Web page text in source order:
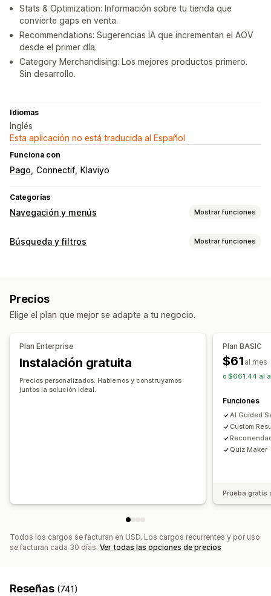
Stats & Optimization: Información sobre tu tienda que
convierte gaps en venta.
Recommendations: Sugerencias IA que incrementan el AOV
desde el primer día.
Category Merchandising: Los mejores productos primero.
Sin desarrollo.
Idiomas
Inglés
Esta aplicación no está traducida al Español
Funciona con
Pago Connectif Klaviyo
Categorías
Navegación y menús Mostrar funciones
Personalización
Búsqueda y filtros Mostrar funciones
Búsqueda instantánea
Tolerancia a errores de digitación
Grupos de sinónimos
Sugerencias de búsqueda
Recomendaciones de productos
Boosts de productos
Múltiples filtros Búsqueda personalizada
Calificación personalizada
CSS personalizado
Seguimiento de conversión
Uso de filtros
Informes y estadísticas en tiempo real
Precios
Elige el plan que mejor se adapte a tu negocio.
Plan Enterprise
Instalación gratuita
Precios personalizados. Hablemos y construyamos
juntos la solución ideal.
Plan BASIC
$61 al mes
o $661.44 al
Funciones
AI Guided
Custom
Quiz Maker
Prueba gratis
Todos los cargos se facturan en USD. Los cargos recurrentes y por uso
se facturan cada 30 días. Ver todas las opciones de precios
Reseñas (741)